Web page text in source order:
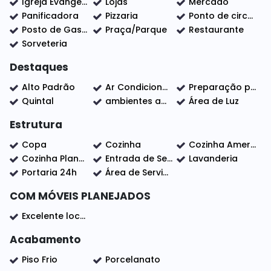
🔹 Amplo quintal com ducha;
🔹 Móveis planejados na cozinha, área gourmet,
banheiros e closet;
💎 Um imóvel que reúne elegância, tecnologia e
conforto em cada detalhe.
📲 Entre em contato e agende sua visita!
Panificadora
Pizzaria
Ponto de circular
Posto de Gasolina
Praça/Parque
Restaurante
Sorveteria
Destaques
Alto Padrão Ar Condicionado
Preparação para ar condicionado
Quintal
ambientes amplos Área de Luz
Estrutura
Copa Cozinha
Cozinha Americana
Cozinha Planejada
Entrada de Serviço
Lavanderia
Portaria 24h
Área de Serviço
COM MÓVEIS PLANEJADOS
Excelente localização
Acabamento
Piso Frio Porcelanato